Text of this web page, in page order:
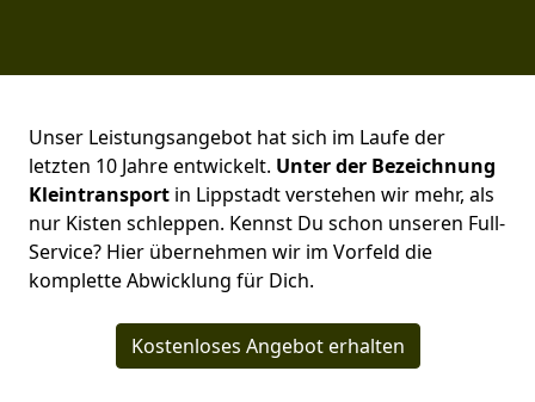
Unser Leistungsangebot hat sich im Laufe der
letzten 10 Jahre entwickelt. Unter der Bezeichnung
Kleintransport in Lippstadt verstehen wir mehr, als
nur Kisten schleppen. Kennst Du schon unseren Full-
Service? Hier übernehmen wir im Vorfeld die
komplette Abwicklung für Dich.
Kostenloses Angebot erhalten